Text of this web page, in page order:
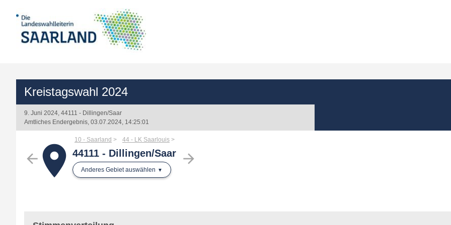
Kreistagswahl 2024
9. Juni 2024, 44111 - Dillingen/Saar
Amtliches Endergebnis, 03.07.2024, 14:25:01
arrow_back arrow_forward
place
10 - Saarland 44 - LK Saarlouis
44111 - Dillingen/Saar
Anderes Gebiet auswählen